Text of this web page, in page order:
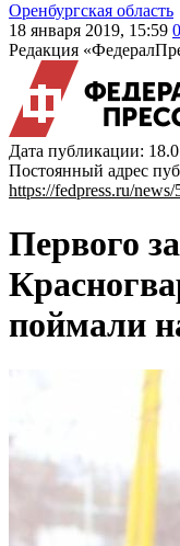
Оренбургская область
18 января 2019, 15:59 0
Редакция
Дата публикации:
Постоянный адрес
https://fedpress.ru/
Первого
поймали